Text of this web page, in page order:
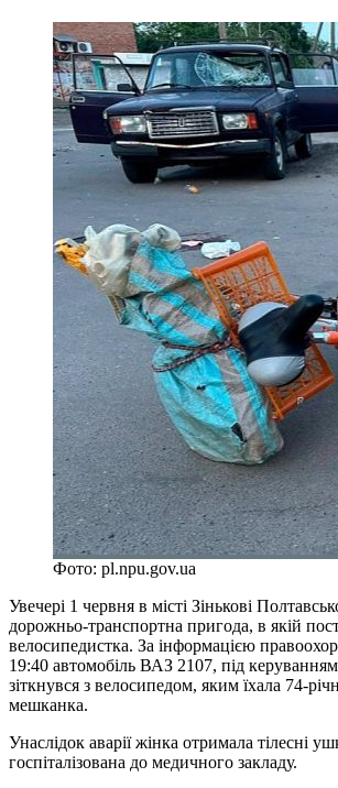
Фото: pl.npu.gov.ua
Увечері 1 червня в місті Зінькові
дорожньо-транспортна пригода, в якій
велосипедистка. За інформацією
19:40 автомобіль ВАЗ 2107, під керуванням
зіткнувся з велосипедом, яким їхала 74-
мешканка.
Унаслідок аварії жінка отримала тілесні
госпіталізована до медичного закладу.